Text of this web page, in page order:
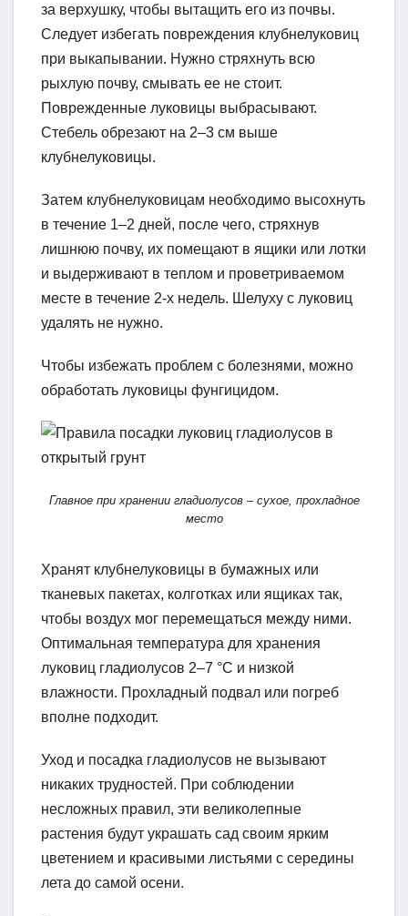
за верхушку, чтобы вытащить его из почвы.
Следует избегать повреждения клубнелуковиц
при выкапывании. Нужно стряхнуть всю
рыхлую почву, смывать ее не стоит.
Поврежденные луковицы выбрасывают.
Стебель обрезают на 2–3 см выше
клубнелуковицы.
Затем клубнелуковицам необходимо высохнуть
в течение 1–2 дней, после чего, стряхнув
лишнюю почву, их помещают в ящики или лотки
и выдерживают в теплом и проветриваемом
месте в течение 2-х недель. Шелуху с луковиц
удалять не нужно.
Чтобы избежать проблем с болезнями, можно
обработать луковицы фунгицидом.
Главное при хранении гладиолусов – сухое, прохладное
место
Хранят клубнелуковицы в бумажных или
тканевых пакетах, колготках или ящиках так,
чтобы воздух мог перемещаться между ними.
Оптимальная температура для хранения
луковиц гладиолусов 2–7 °C и низкой
влажности. Прохладный подвал или погреб
вполне подходит.
Уход и посадка гладиолусов не вызывают
никаких трудностей. При соблюдении
несложных правил, эти великолепные
растения будут украшать сад своим ярким
цветением и красивыми листьями с середины
лета до самой осени.